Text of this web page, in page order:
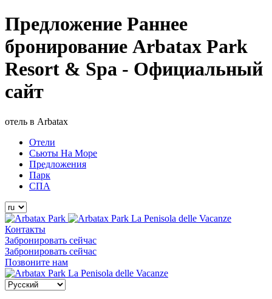
Предложение Раннее
бронирование Arbatax Park
Resort & Spa - Официальный
сайт
отель в Arbatax
Отели
Сьюты На Море
Предложения
Парк
СПА
La Penisola delle Vacanze
Контакты
Забронировать сейчас
Забронировать сейчас
Позвоните нам
La Penisola delle Vacanze